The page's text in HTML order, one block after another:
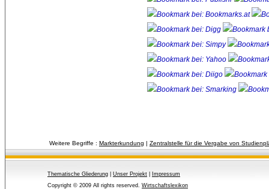
Weitere Begriffe : Markterkundung | Zentralstelle für die Vergabe von
Thematische Gliederung Unser Projekt
Impressum
Copyright © 2009 All rights reserved. Wirtschaftslexikon